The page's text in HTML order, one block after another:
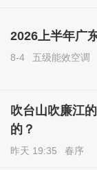
2026上半年广
8-4 五级能效空调
吹台山吹廉江
的？
昨天 19:35 春序